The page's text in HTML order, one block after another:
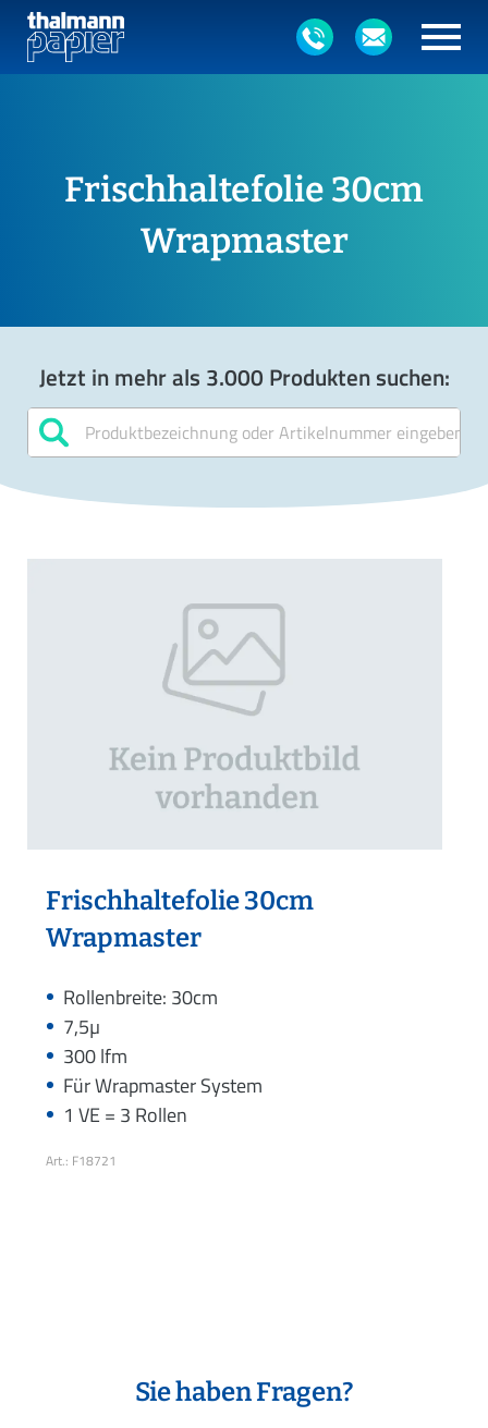
Frischhaltefolie 30cm
Wrapmaster
Jetzt in mehr als 3.000 Produkten suchen:
Frischhaltefolie 30cm
Wrapmaster
Rollenbreite: 30cm
7,5µ
300 lfm
Für Wrapmaster System
1 VE = 3 Rollen
Art.: F18721
Sie haben Fragen?